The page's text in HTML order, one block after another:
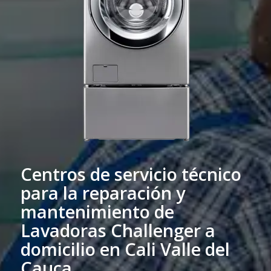
Centros de servicio técnico
para la reparación y
mantenimiento de
Lavadoras Challenger a
domicilio en Cali Valle del